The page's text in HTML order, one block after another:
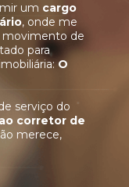
um cargo
, onde me
movimento de
para
O
serviço do
corretor de
merece,